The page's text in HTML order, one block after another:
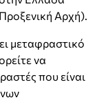
Αρχή).
μεταφραστικό
να
που είναι